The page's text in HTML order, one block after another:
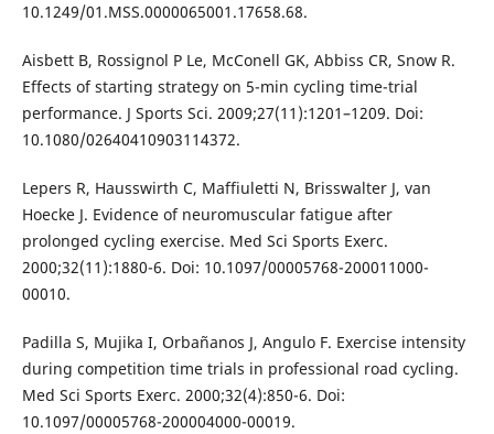
10.1249/01.MSS.0000065001.17658.68.
Aisbett B, Rossignol P Le, McConell GK, Abbiss CR, Snow R.
Effects of starting strategy on 5-min cycling time-trial
performance. J Sports Sci. 2009;27(11):1201–1209. Doi:
10.1080/02640410903114372.
Lepers R, Hausswirth C, Maffiuletti N, Brisswalter J, van
Hoecke J. Evidence of neuromuscular fatigue after
prolonged cycling exercise. Med Sci Sports Exerc.
2000;32(11):1880-6. Doi: 10.1097/00005768-200011000-
00010.
Padilla S, Mujika I, Orbañanos J, Angulo F. Exercise intensity
during competition time trials in professional road cycling.
Med Sci Sports Exerc. 2000;32(4):850-6. Doi:
10.1097/00005768-200004000-00019.